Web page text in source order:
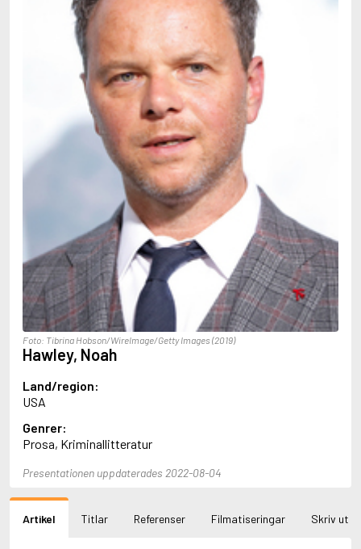
Abé, Kobo
Abedi, Isabel
Abele, Inga
Abgarjan, Narine
Abish, Walter
Aboulela, Leila
Abrahams, Peter (f. 1919)
Abrahams, Peter (f. 1947)
Abrahamson, Emmy
Abse, Dannie
Abu-Jaber, Diana
Achmatova, Anna
Aciman, André
Ackebo, Lena
Acker, Kathy
Ackroyd, Peter
Adam de la Halle
Adamov, Arthur
Adams, Douglas
Adams, Herbert
Adams, Jane
Adams, Richard
Adbåge, Emma
Adbåge, Lisen
Adelborg, Ottilia
Adiga, Aravind
Adnan, Etel
Foto: Tibrina Hobson/WireImage/Getty Images (2019)
Hawley, Noah
Land/region:
USA
Genrer:
Prosa, Kriminallitteratur
Presentationen uppdaterades 2022-08-04
Artikel Titlar Referenser Filmatiseringar Skriv ut